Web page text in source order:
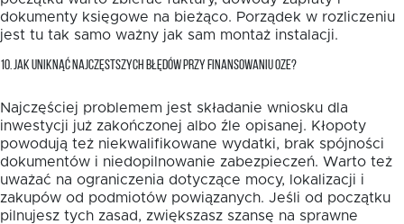
dokumenty księgowe na bieżąco. Porządek w rozliczeniu
jest tu tak samo ważny jak sam montaż instalacji.
10. JAK UNIKNĄĆ NAJCZĘSTSZYCH BŁĘDÓW PRZY FINANSOWANIU OZE?
Najczęściej problemem jest składanie wniosku dla
inwestycji już zakończonej albo źle opisanej. Kłopoty
powodują też niekwalifikowane wydatki, brak spójności
dokumentów i niedopilnowanie zabezpieczeń. Warto też
uważać na ograniczenia dotyczące mocy, lokalizacji i
zakupów od podmiotów powiązanych. Jeśli od początku
pilnujesz tych zasad, zwiększasz szansę na sprawne